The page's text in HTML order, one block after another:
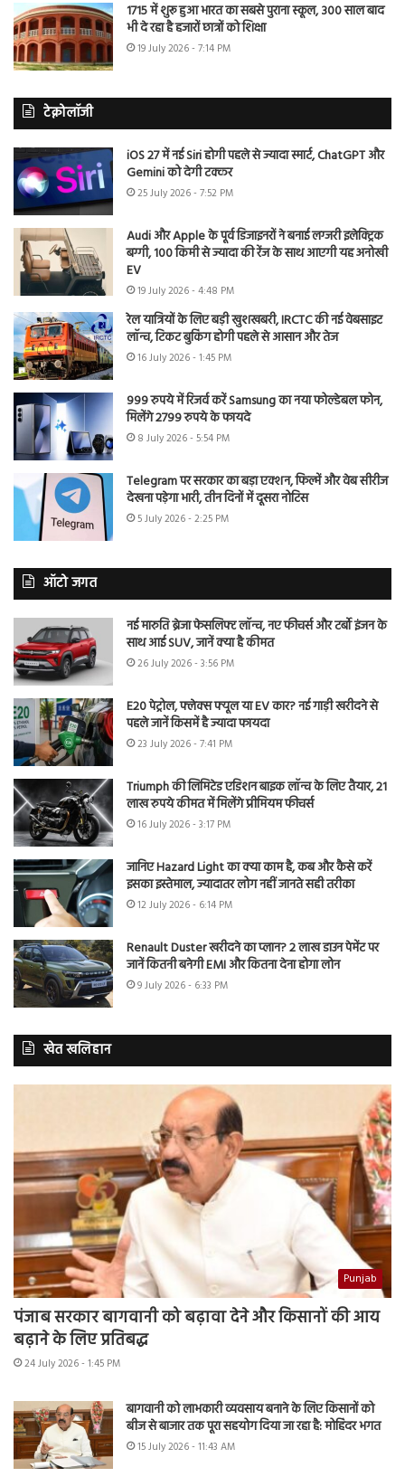
1715 में शुरू हुआ भारत का सबसे पुराना स्कूल, 300 साल बाद
भी दे रहा है हजारों छात्रों को शिक्षा
19 July 2026 - 7:14 PM
टेक्नोलॉजी
iOS 27 में नई Siri होगी पहले से ज्यादा स्मार्ट, ChatGPT और
Gemini को देगी टक्कर
25 July 2026 - 7:52 PM
Audi और Apple के पूर्व डिजाइनरों ने बनाई लग्जरी इलेक्ट्रिक
बग्गी, 100 किमी से ज्यादा की रेंज के साथ आएगी यह अनोखी
EV
19 July 2026 - 4:48 PM
रेल यात्रियों के लिए बड़ी खुशखबरी, IRCTC की नई वेबसाइट
लॉन्च, टिकट बुकिंग होगी पहले से आसान और तेज
16 July 2026 - 1:45 PM
999 रुपये में रिजर्व करें Samsung का नया फोल्डेबल फोन,
मिलेंगे 2799 रुपये के फायदे
8 July 2026 - 5:54 PM
Telegram पर सरकार का बड़ा एक्शन, फिल्में और वेब सीरीज
देखना पड़ेगा भारी, तीन दिनों में दूसरा नोटिस
5 July 2026 - 2:25 PM
ऑटो जगत
नई मारुति ब्रेजा फेसलिफ्ट लॉन्च, नए फीचर्स और टर्बो इंजन के
साथ आई SUV, जानें क्या है कीमत
26 July 2026 - 3:56 PM
E20 पेट्रोल, फ्लेक्स फ्यूल या EV कार? नई गाड़ी खरीदने से
पहले जानें किसमें है ज्यादा फायदा
23 July 2026 - 7:41 PM
Triumph की लिमिटेड एडिशन बाइक लॉन्च के लिए तैयार, 21
लाख रुपये कीमत में मिलेंगे प्रीमियम फीचर्स
16 July 2026 - 3:17 PM
जानिए Hazard Light का क्या काम है, कब और कैसे करें
इसका इस्तेमाल, ज्यादातर लोग नहीं जानते सही तरीका
12 July 2026 - 6:14 PM
Renault Duster खरीदने का प्लान? 2 लाख डाउन पेमेंट पर
जानें कितनी बनेगी EMI और कितना देना होगा लोन
9 July 2026 - 6:33 PM
खेत खलिहान
Punjab
पंजाब सरकार बागवानी को बढ़ावा देने और किसानों की आय
बढ़ाने के लिए प्रतिबद्ध
24 July 2026 - 1:45 PM
बागवानी को लाभकारी व्यवसाय बनाने के लिए किसानों को
बीज से बाजार तक पूरा सहयोग दिया जा रहा है: मोहिंदर भगत
15 July 2026 - 11:43 AM